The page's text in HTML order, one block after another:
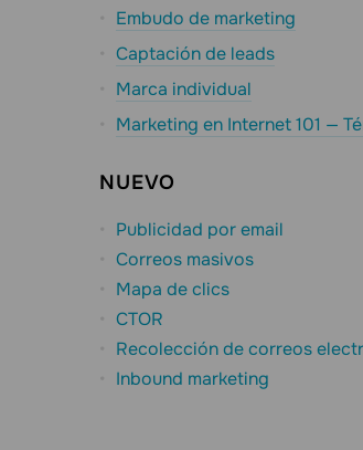
Embudo de marketing
Captación de leads
Marca individual
Marketing en Internet 101 —
NUEVO
Publicidad por email
Correos masivos
Mapa de clics
CTOR
Recolección de correos
Inbound marketing